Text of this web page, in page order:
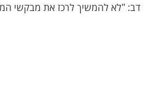
דב: "לא להמשיך לרכז את מבקשי